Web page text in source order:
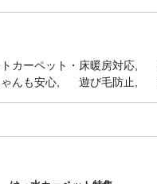
カーペット・床暖房対応
んも安心 遊び毛防止